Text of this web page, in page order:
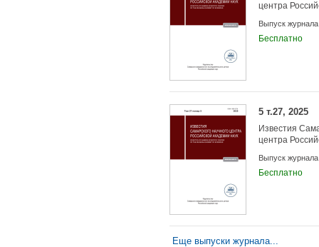
центра
Выпуск журнала
Бесплатно
5 т.27, 2025
Известия
центра
Выпуск журнала
Бесплатно
Еще выпуски журнала...